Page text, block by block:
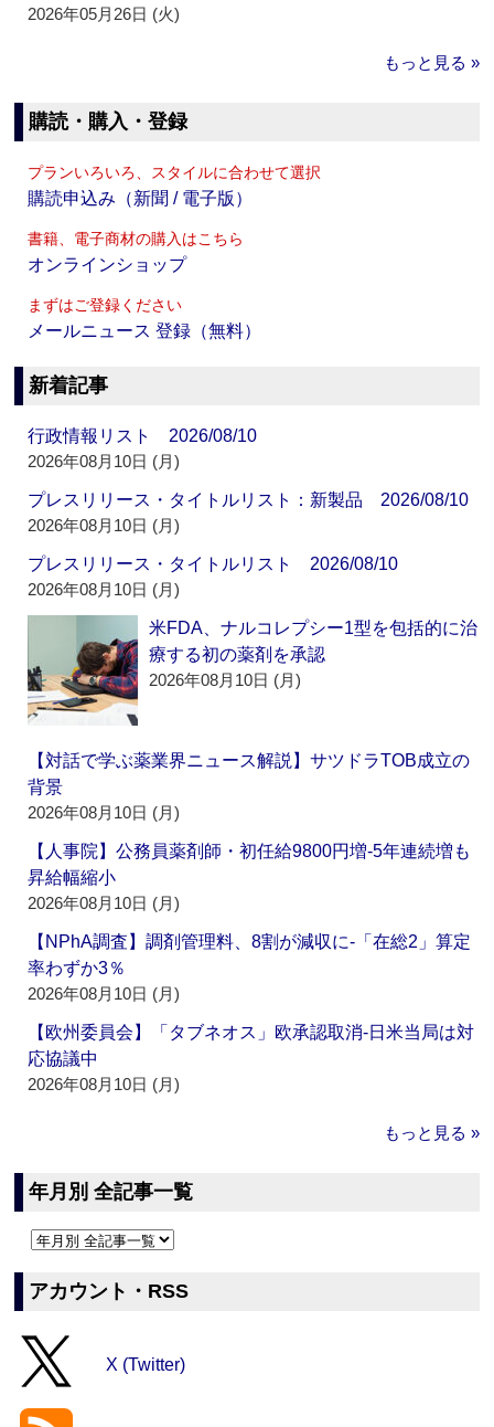
2026年05月26日 (火)
もっと見る »
購読・購入・登録
プランいろいろ、スタイルに合わせて選択
購読申込み（新聞 / 電子版）
書籍、電子商材の購入はこちら
オンラインショップ
まずはご登録ください
メールニュース 登録（無料）
新着記事
行政情報リスト 2026/08/10
2026年08月10日 (月)
プレスリリース・タイトルリスト：新製品 2026/08/10
2026年08月10日 (月)
プレスリリース・タイトルリスト 2026/08/10
2026年08月10日 (月)
米FDA、ナルコレプシー1型を包括的に治
療する初の薬剤を承認
2026年08月10日 (月)
【対話で学ぶ薬業界ニュース解説】サツドラTOB成立の
背景
2026年08月10日 (月)
【人事院】公務員薬剤師・初任給9800円増‐5年連続増も
昇給幅縮小
2026年08月10日 (月)
【NPhA調査】調剤管理料、8割が減収に‐「在総2」算定
率わずか3％
2026年08月10日 (月)
【欧州委員会】「タブネオス」欧承認取消‐日米当局は対
応協議中
2026年08月10日 (月)
もっと見る »
年月別 全記事一覧
アカウント・RSS
X (Twitter)